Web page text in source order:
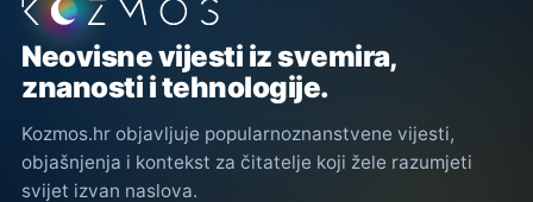
Podnožje stranice
Neovisne vijesti iz svemira,
znanosti i tehnologije.
Kozmos.hr objavljuje popularnoznanstvene vijesti,
objašnjenja i kontekst za čitatelje koji žele razumjeti
svijet izvan naslova.